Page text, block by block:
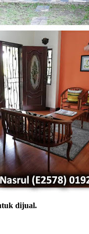
dijual.